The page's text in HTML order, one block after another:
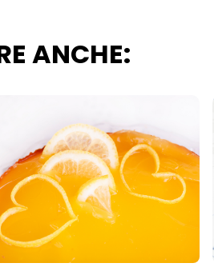
ANCHE: